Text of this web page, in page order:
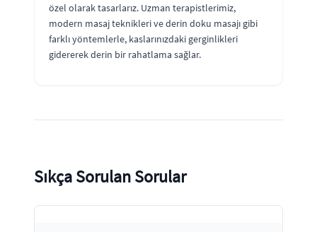
özel olarak tasarlarız. Uzman terapistlerimiz,
modern masaj teknikleri ve derin doku masajı gibi
farklı yöntemlerle, kaslarınızdaki gerginlikleri
gidererek derin bir rahatlama sağlar.
Sıkça Sorulan Sorular